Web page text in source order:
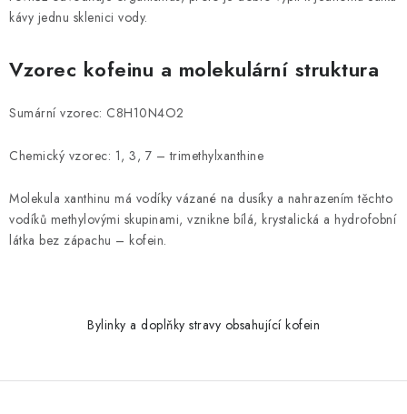
kávy jednu sklenici vody.
Vzorec kofeinu a molekulární struktura
Sumární vzorec: C8H10N4O2
Chemický vzorec: 1, 3, 7 – trimethylxanthine
Molekula xanthinu má vodíky vázané na dusíky a nahrazením těchto
vodíků methylovými skupinami, vznikne bílá, krystalická a hydrofobní
látka bez zápachu – kofein.
Bylinky a doplňky stravy obsahující kofein